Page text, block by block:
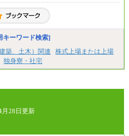
256,000円～288,000円
円～270,000円
/月給216,000円～243,000円
234,000円～263,000円
円～246,000円
月給197,000円～222,000円
特定職員の給与は、生活の拠点が定
円（勤務地域等により異なりま
キーワード検索]
築、土木）関連
株式上場または上場
独身寮・社宅
月28日更新